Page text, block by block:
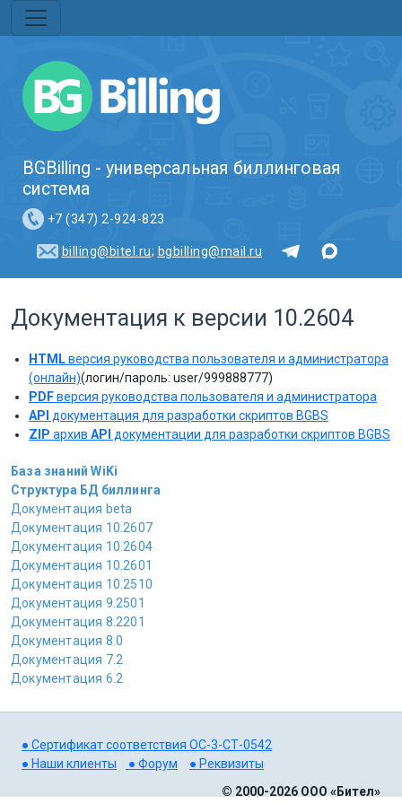
BGBilling - универсальная биллинговая
система
+7 (347) 2-924-823
billing@bitel.ru; bgbilling@mail.ru
Документация к версии 10.2604
HTMLверсия руководства пользователя и администратора
(онлайн)(логин/пароль: user/999888777)
PDFверсия руководства пользователя и администратора
API документация для разработки скриптов BGBS
ZIP архив API документации для разработки скриптов BGBS
База знаний WiKi
Структура БД биллинга
Документация beta
Документация 10.2607
Документация 10.2604
Документация 10.2601
Документация 10.2510
Документация 9.2501
Документация 8.2201
Документация 8.0
Документация 7.2
Документация 6.2
● Сертификат соответствия ОС-3-СТ-0542
● Наши клиенты
● Форум
● Реквизиты
© 2000-2026 ООО «Бител»